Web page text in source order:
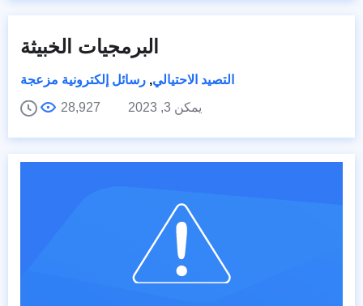
البرمجيات الخبيثة
التصيد الاحتيالي, رسائل إلكترونية مزعجة
يمكن 3, 2023
28,927